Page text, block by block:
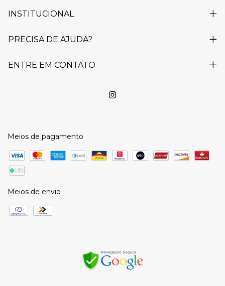
INSTITUCIONAL
PRECISA DE AJUDA?
ENTRE EM CONTATO
Meios de pagamento
Meios de envio